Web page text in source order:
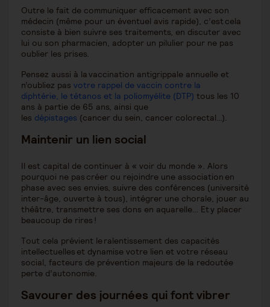
Outre le fait de communiquer efficacement avec son
médecin (même pour un éventuel avis rapide), c’est cela
consiste à bien suivre ses traitements, en discuter avec
lui ou son pharmacien, adopter un pilulier pour ne pas
oublier les prises.
Pensez aussi à la vaccination antigrippale annuelle et
n’oubliez pas votre rappel de vaccin contre la
diphtérie, le tétanos et la poliomyélite (DTP) tous les 10
ans à partie de 65 ans, ainsi que
les dépistages (cancer du sein, cancer colorectal…).
Maintenir un lien social
Il est capital de continuer à « voir du monde ». Alors
pourquoi ne pas créer ou rejoindre une association en
phase avec ses envies, suivre des conférences (université
inter-âge, ouverte à tous), intégrer une chorale, jouer au
théâtre, transmettre ses dons en aquarelle… Et y placer
beaucoup de rires !
Tout cela prévient le ralentissement des capacités
intellectuelles et dynamise votre lien et votre réseau
social, facteurs de prévention majeurs de la redoutée
perte d’autonomie.
Savourer des journées qui font vibrer